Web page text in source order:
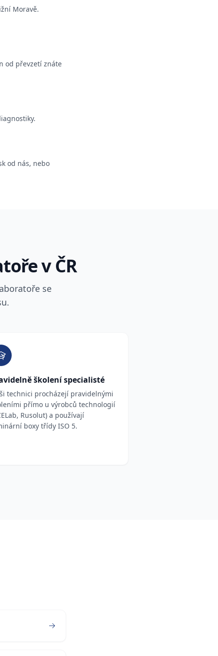
Moravě.
od převzetí znáte
od nás, nebo
v ČR
se
školení specialisté
technici procházejí pravidelnými
přímo u výrobců technologií
Rusolut) a používají
boxy třídy ISO 5.